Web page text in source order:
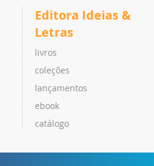
Editora Ideias &
Letras
livros
coleções
lançamentos
ebook
catálogo